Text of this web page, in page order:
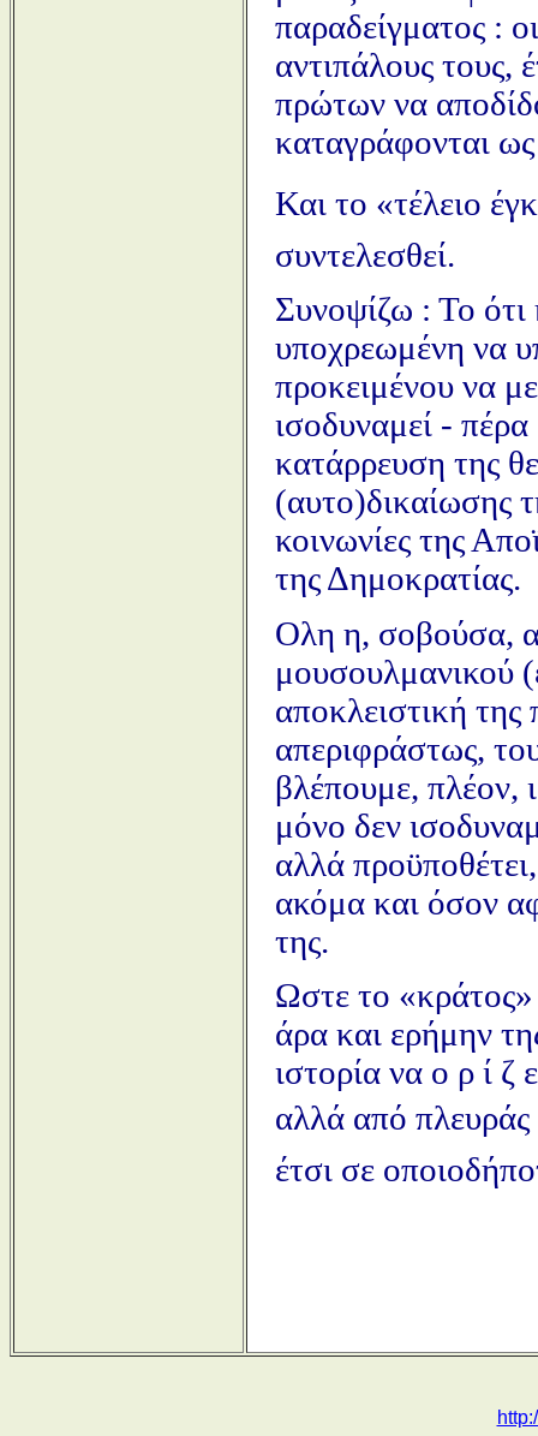
παραδείγματος :
αντιπάλους τους,
πρώτων να
καταγράφονται
Και το «τέλειο
συντελεσθεί.
Συνοψίζω : Το ότι
υποχρεωμένη να
προκειμένου να
ισοδυναμεί -
κατάρρευση της
(αυτο)δικαίωσης
κοινωνίες της
της Δημοκρατίας.
Ολη η, σοβούσα,
μουσουλμανικού
αποκλειστική
απεριφράστως,
βλέπουμε, πλέον,
μόνο δεν
αλλά
ακόμα και όσον
της.
Ωστε το «κράτος»
άρα και ερήμην
ιστορία να ο ρ ί
αλλά από πλευράς
έτσι σε